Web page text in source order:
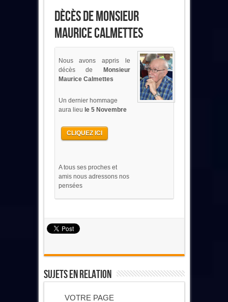
Dècès De Monsieur
Maurice Calmettes
Nous avons appris le
décès de Monsieur
Maurice Calmettes
Un dernier hommage
aura lieu le 5 Novembre
CLIQUEZ ICI
A tous ses proches et
amis nous adressons nos
pensées
Sujets En Relation
VOTRE PAGE